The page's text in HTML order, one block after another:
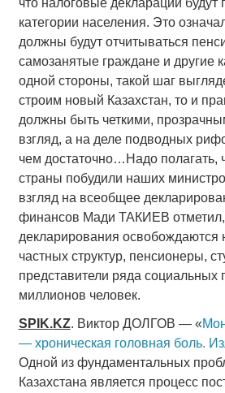
категории населения. Это
должны будут отчитываться
самозанятые граждане и другие
одной стороны, такой шаг
строим новый Казахстан, то и
должны быть четкими,
взгляд, а на деле подводных
чем достаточно…Надо полагать,
страны побудили наших
взгляд на всеобщее
финансов Мади ТАКИЕВ отметил,
декларирования освобождаются
частных структур, пенсионеры,
представители ряда социальных
миллионов человек.
SPIK.KZ. Виктор ДОЛГОВ — «
— хроническая головная боль.
Одной из фундаментальных
Казахстана является процесс